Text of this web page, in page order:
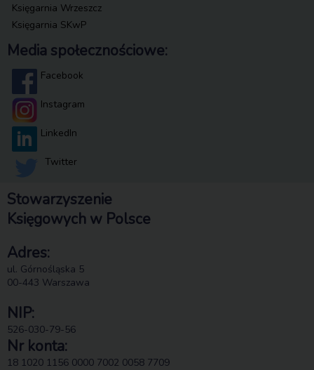
Księgarnia Wrzeszcz
Księgarnia SKwP
Media społecznościowe:
Facebook
Instagram
LinkedIn
Twitter
Stowarzyszenie
Księgowych w Polsce
Adres:
ul. Górnośląska 5
00-443 Warszawa
NIP:
526-030-79-56
Nr konta:
18 1020 1156 0000 7002 0058 7709